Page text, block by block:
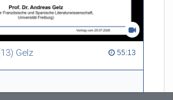
Gelz 55:13